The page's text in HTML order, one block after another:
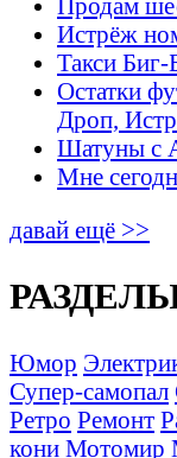
Продам
Истрёж
Такси Биг-
Остатки
Дроп,
Шатуны с
Мне
давай ещё >>
Юмор
Супер-самопал
Ретро Ремонт
кони Мотомир